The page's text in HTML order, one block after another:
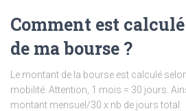
Comment est
de ma bourse ?
Le montant de la bourse est calculé
mobilité. Attention, 1 mois = 30 jours.
montant mensuel/30 x nb de jours total